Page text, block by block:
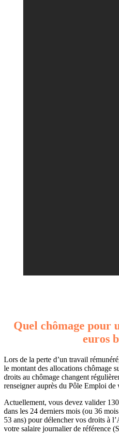
Quel chômage pour
euros
Lors de la perte d’un travail
le montant des allocations chômage
droits au chômage changent
renseigner auprès du Pôle Emploi de
Actuellement, vous devez valider
dans les 24 derniers mois (ou 36
53 ans) pour délencher vos droits à
votre salaire journalier de référence